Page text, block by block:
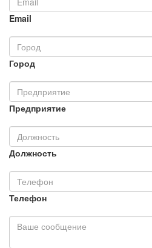
Email
Город
Предприятие
Должность
Телефон